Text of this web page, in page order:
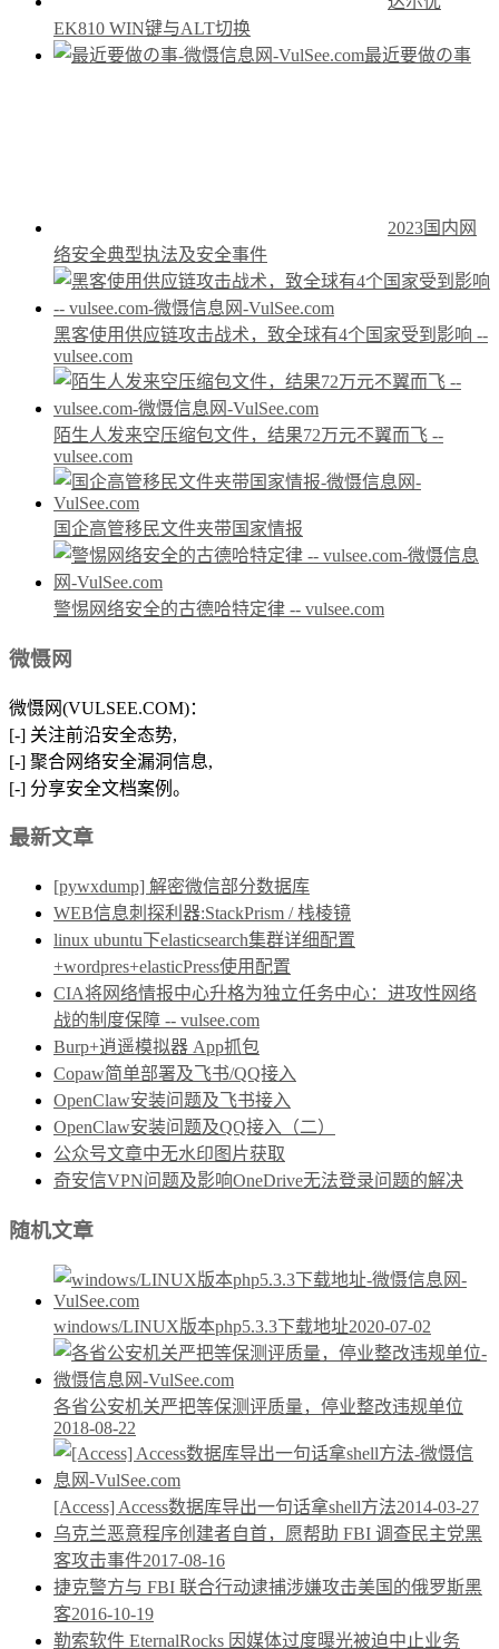
EK810 WIN键与ALT切换
最近要做の事
2023国内网
络安全典型执法及安全事件
黑客使用供应链攻击战术，致全球有4个国家受到影响 --
vulsee.com
陌生人发来空压缩包文件，结果72万元不翼而飞 --
vulsee.com
国企高管移民文件夹带国家情报
警惕网络安全的古德哈特定律 -- vulsee.com
微慑网
微慑网(VULSEE.COM)：
[-] 关注前沿安全态势,
[-] 聚合网络安全漏洞信息,
[-] 分享安全文档案例。
最新文章
[pywxdump] 解密微信部分数据库
WEB信息刺探利器:StackPrism / 栈棱镜
linux ubuntu下elasticsearch集群详细配置
+wordpres+elasticPress使用配置
CIA将网络情报中心升格为独立任务中心：进攻性网络
战的制度保障 -- vulsee.com
Burp+逍遥模拟器 App抓包
Copaw简单部署及飞书/QQ接入
OpenClaw安装问题及飞书接入
OpenClaw安装问题及QQ接入（二）
公众号文章中无水印图片获取
奇安信VPN问题及影响OneDrive无法登录问题的解决
随机文章
windows/LINUX版本php5.3.3下载地址2020-07-02
各省公安机关严把等保测评质量，停业整改违规单位
2018-08-22
[Access] Access数据库导出一句话拿shell方法2014-03-27
乌克兰恶意程序创建者自首，愿帮助 FBI 调查民主党黑
客攻击事件2017-08-16
捷克警方与 FBI 联合行动逮捕涉嫌攻击美国的俄罗斯黑
客2016-10-19
勒索软件 EternalRocks 因媒体过度曝光被迫中止业务